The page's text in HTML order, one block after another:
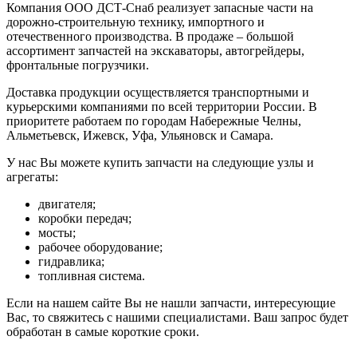
Компания ООО ДСТ-Снаб реализует запасные части на
дорожно-строительную технику, импортного и
отечественного производства. В продаже – большой
ассортимент запчастей на экскаваторы, автогрейдеры,
фронтальные погрузчики.
Доставка продукции осуществляется транспортными и
курьерскими компаниями по всей территории России. В
приоритете работаем по городам Набережные Челны,
Альметьевск, Ижевск, Уфа, Ульяновск и Самара.
У нас Вы можете купить запчасти на следующие узлы и
агрегаты:
двигателя;
коробки передач;
мосты;
рабочее оборудование;
гидравлика;
топливная система.
Если на нашем сайте Вы не нашли запчасти, интересующие
Вас, то свяжитесь с нашими специалистами. Ваш запрос будет
обработан в самые короткие сроки.